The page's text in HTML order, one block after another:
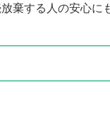
棄する人の安心に